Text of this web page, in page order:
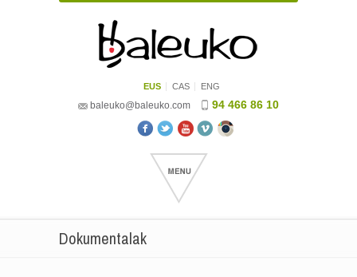
EUS CAS ENG
baleuko@baleuko.com 94 466 86 10
Dokumentalak